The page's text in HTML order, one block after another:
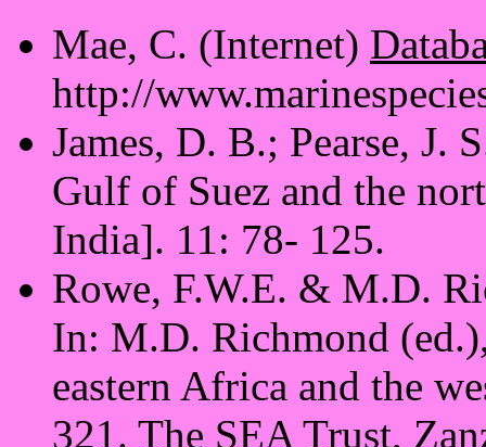
Mae, C. (Internet)
http://
James, D. B.; Pearse, J.
Gulf of Suez and the
India]. 11: 78- 125.
Rowe, F.W.E. & M.D.
In: M.D. Richmond
eastern Africa and the
321. The SEA Trust,